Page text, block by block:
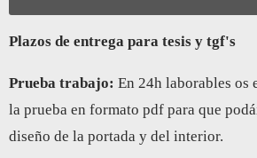
Plazos de entrega para tesis y tgf's
Prueba trabajo: En 24h laborables os
la prueba en formato pdf para que
diseño de la portada y del interior.